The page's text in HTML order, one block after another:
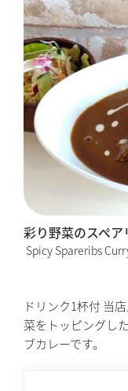
彩り野菜のスペア
Spicy Spareribs
ドリンク1杯付 当
菜をトッピングし
ブカレーです。